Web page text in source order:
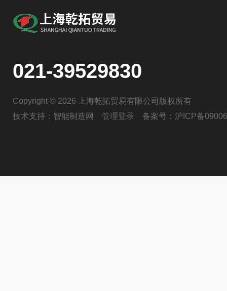
021-39529830
Copyright © 2026 上海乾拓贸易有限公司版权所有
技术支持： 智能制造网 管理登录 备案号： 沪ICP备